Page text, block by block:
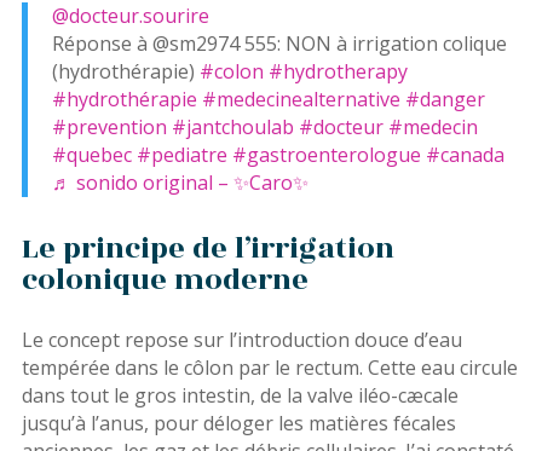
@docteur.sourire
Réponse à @sm2974 555: NON à irrigation colique
(hydrothérapie) #colon #hydrotherapy
#hydrothérapie #medecinealternative #danger
#prevention #jantchoulab #docteur #medecin
#quebec #pediatre #gastroenterologue #canada
♬ sonido original – ✨Caro✨
Le principe de l’irrigation
colonique moderne
Le concept repose sur l’introduction douce d’eau
tempérée dans le côlon par le rectum. Cette eau circule
dans tout le gros intestin, de la valve iléo-cæcale
jusqu’à l’anus, pour déloger les matières fécales